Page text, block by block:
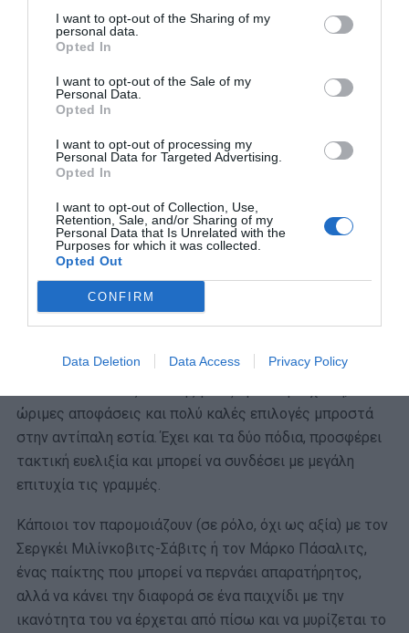
I want to opt-out of the Sharing of my
personal data.
Opted In
I want to opt-out of the Sale of my
Personal Data.
Opted In
I want to opt-out of processing my
Personal Data for Targeted Advertising.
Opted In
I want to opt-out of Collection, Use,
Retention, Sale, and/or Sharing of my
Personal Data that Is Unrelated with the
Purposes for which it was collected.
Opted Out
CONFIRM
Data Deletion Data Access Privacy Policy
ως κρυφός κυνηγός και να τελειώνει φάσεις με
περίτεχνα χτυπήματα, που είναι το δυνατό του σημείο.
Στην Λουντογκόρετς έπαιζε κυρίως πίσω από τον
επιθετικό, ένας ρόλος που υπάρχει στο σύστημα του
Ταρέμι, Τσικίνιο, αλλά είχε τελειοποιήσει ο Μπάμπης
Κωστούλας.
Θυμίζει Πάσαλιτς και Μιλίνκοβιτς-Σάβιτς
Ο Στάνιτς είναι κάτι ενδιάμεσο από όλα αυτά. Δεν
αποτελεί πονοκέφαλο για την αντίπαλη άμυνα με το
πρέσινγκ, όπως ο Κωστούλας, ούτε πατάει σε πολλά
σημεία του γηπέδου όπως ο Τσικίνιο.
ώριμες αποφάσεις και πολύ καλές επιλογές μπροστά
στην αντίπαλη εστία. Έχει και τα δύο πόδια, προσφέρει
τακτική ευελιξία και μπορεί να συνδέσει με μεγάλη
επιτυχία τις γραμμές.
Κάποιοι τον παρομοιάζουν (σε ρόλο, όχι ως αξία) με τον
Σεργκέι Μιλίνκοβιτς-Σάβιτς ή τον Μάρκο Πάσαλιτς,
ένας παίκτης που μπορεί να περνάει απαρατήρητος,
αλλά να κάνει την διαφορά σε ένα παιχνίδι με την
ικανότητα του να έρχεται από πίσω και να μυρίζεται το